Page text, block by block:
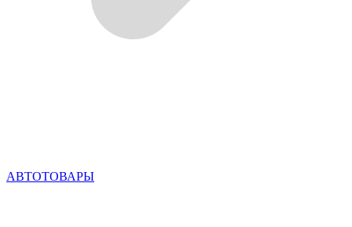
АВТОТОВАРЫ